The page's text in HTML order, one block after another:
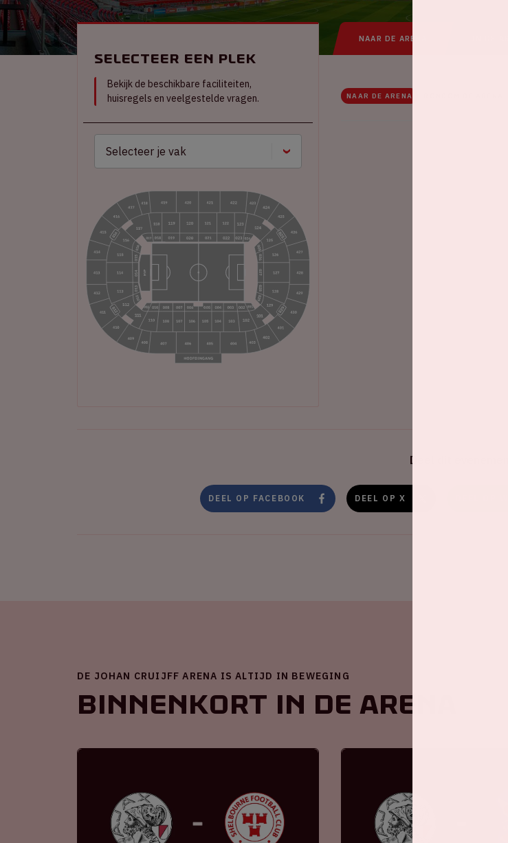
NAAR DE ARENA
NAAR DE ARENA
Selecteer een plek
Bekijk de beschikbare faciliteiten,
huisregels en veelgestelde vragen.
Deel dit evenement
DEEL OP FACEBOOK DEEL OP X
DE JOHAN CRUIJFF ARENA IS ALTIJD IN BEWEGING
Binnenkort in de ArenA